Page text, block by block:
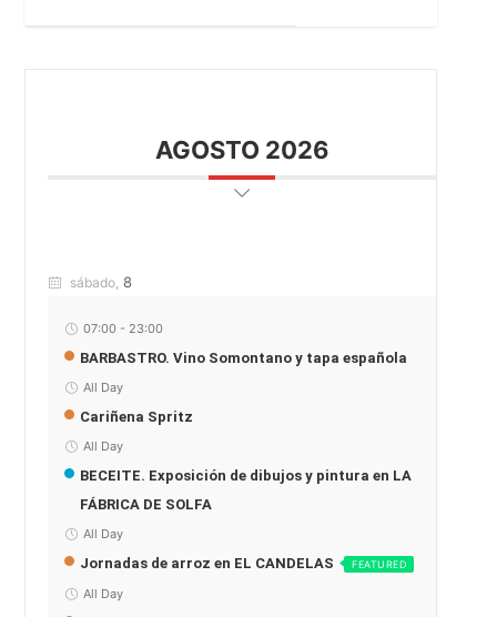
AGOSTO 2026
sábado, 8
07:00 - 23:00
BARBASTRO. Vino Somontano y tapa española
All Day
Cariñena Spritz
All Day
BECEITE. Exposición de dibujos y pintura en LA
FÁBRICA DE SOLFA
All Day
Jornadas de arroz en EL CANDELAS FEATURED
All Day